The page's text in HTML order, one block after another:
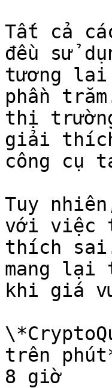
Tất cả
đều sử
tương
phần
thị
giải
công cụ
Tuy
với việc
thích
mang lại
khi giá
trên
8 giờ